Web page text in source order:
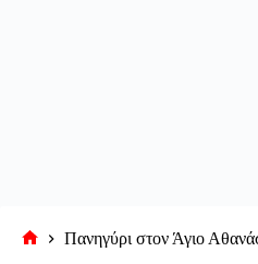
Πανηγύρι στον Άγιο